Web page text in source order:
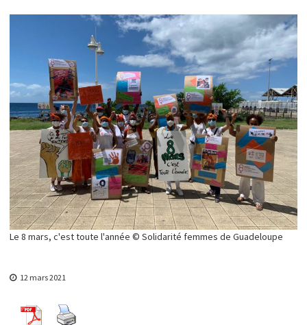
u
r
'
m
p
o
w
e
r
m
e
n
t
Le 8 mars, c'est toute l'année © Solidarité femmes de Guadeloupe
12 mars 2021